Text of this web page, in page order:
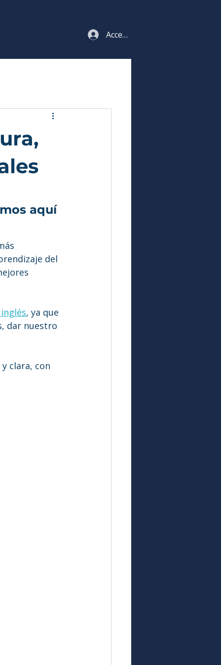
Acceso estudiantes
aquí
del
, ya que
dar nuestro
clara, con